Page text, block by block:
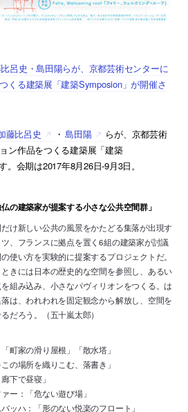
呂史・島田陽らが、京都芸術センターに
くる建築展「建築Symposion」が開催さ
藤比呂史 ・ 島田陽
らが、京都芸術
ン作品をつくる建築展「建築
会期は2017年8月26日-9月3日。
の建築家が提案する小さな公共空間群」
け新しい公共の風景をかたどる集落が出現す
、フランスに拠点を置く6組の建築家が討議
使い方を実験的に提案するプロジェクトだ。
きには日本の歴史的な空間を参照し、あるい
組み込み、小さなパヴィリオンをつくる。は
は、われわれを固定観念から解放し、空間を
だろう。（五十嵐太郎）
町家の滑り屋根」「散水塔」
の場所を織りこむ、落書き」
下で昼寝」
ー：「危ない遊び場」
ッハ：「形のない悦楽のフロート」